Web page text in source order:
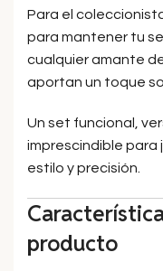
Para el
para mantener tu
cualquier amante
aportan un toque
Un set funcional,
imprescindible para
estilo y precisión.
producto